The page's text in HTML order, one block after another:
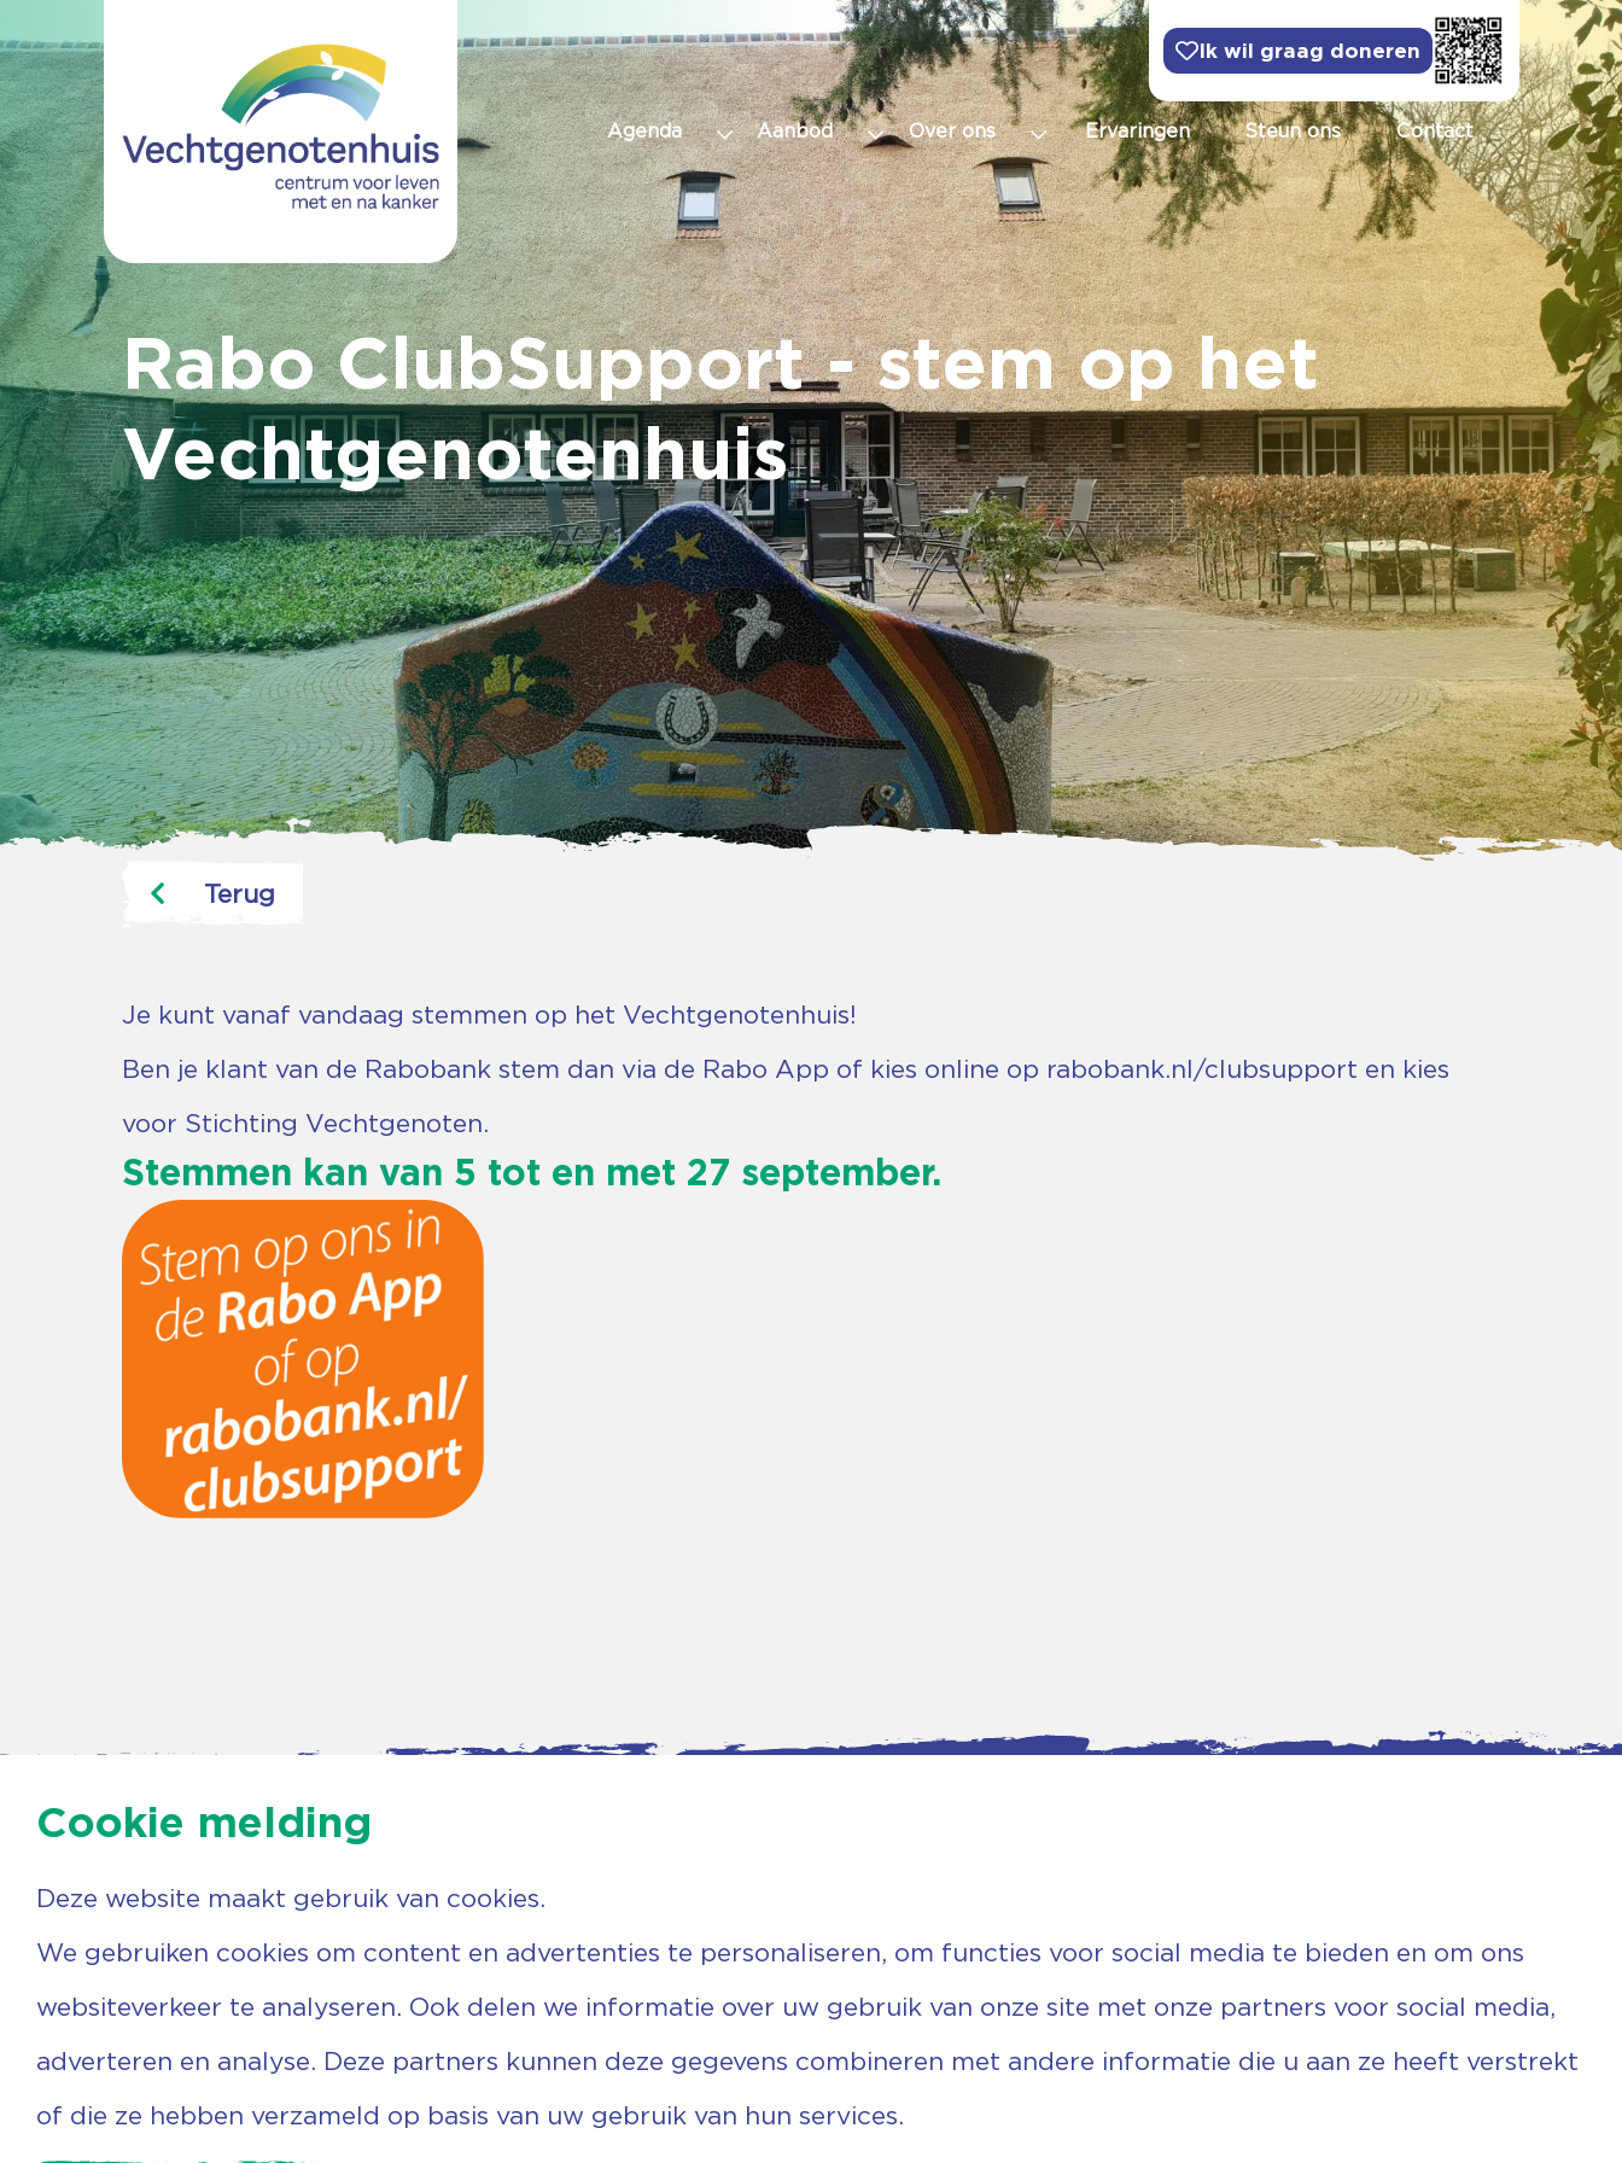
Ik wil graag doneren
Agenda Aanbod Over ons Ervaringen Steun ons Contact
Rabo ClubSupport - stem op het
Vechtgenotenhuis
Terug
Je kunt vanaf vandaag stemmen op het Vechtgenotenhuis!
Ben je klant van de Rabobank stem dan via de Rabo App of kies online op rabobank.nl/clubsupport en kies
voor Stichting Vechtgenoten.
Stemmen kan van 5 tot en met 27 september.
Nieuws
Over ons
Ervaringen
Privacyverklaring
Beerzerweg 5D.
0529 455 767
info@vechtgenoten.nl
KVK: 08173948
Rek.nr: NL85RABO0127579230
Cookie melding
Deze website maakt gebruik van cookies.
We gebruiken cookies om content en advertenties te personaliseren, om functies voor social media te bieden en om ons
websiteverkeer te analyseren. Ook delen we informatie over uw gebruik van onze site met onze partners voor social media,
adverteren en analyse. Deze partners kunnen deze gegevens combineren met andere informatie die u aan ze heeft verstrekt
of die ze hebben verzameld op basis van uw gebruik van hun services.